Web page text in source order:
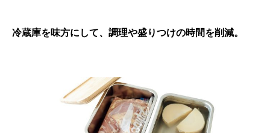
冷蔵庫を味方にして、調理や盛りつけの時間を削減。